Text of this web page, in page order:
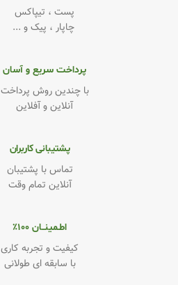
پست ، تیپاکس
چاپار ، پیک و ...
پرداخت سریع و آسان
با چندین روش پرداخت
آنلاین و آفلاین
پشتیبانی کاربران
تماس با پشتیبان
آنلاین تمام وقت
اطـمینــان ۱۰۰٪
کیفیت و تجربه کاری
با سابقه ای طولانی